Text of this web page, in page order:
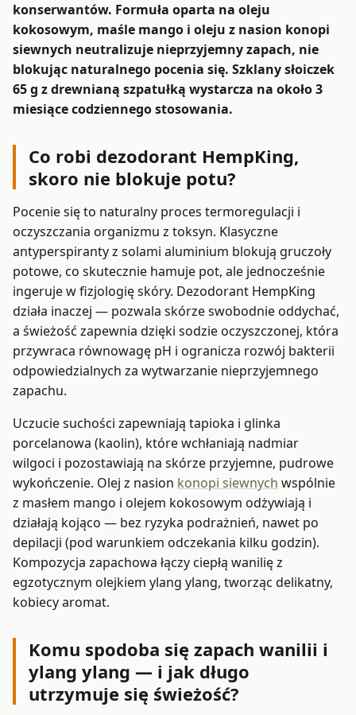
konserwantów. Formuła oparta na oleju
kokosowym, maśle mango i oleju z nasion konopi
siewnych neutralizuje nieprzyjemny zapach, nie
blokując naturalnego pocenia się. Szklany słoiczek
65 g z drewnianą szpatułką wystarcza na około 3
miesiące codziennego stosowania.
Co robi dezodorant HempKing,
skoro nie blokuje potu?
Pocenie się to naturalny proces termoregulacji i
oczyszczania organizmu z toksyn. Klasyczne
antyperspiranty z solami aluminium blokują gruczoły
potowe, co skutecznie hamuje pot, ale jednocześnie
ingeruje w fizjologię skóry. Dezodorant HempKing
działa inaczej — pozwala skórze swobodnie oddychać,
a świeżość zapewnia dzięki sodzie oczyszczonej, która
przywraca równowagę pH i ogranicza rozwój bakterii
odpowiedzialnych za wytwarzanie nieprzyjemnego
zapachu.
Uczucie suchości zapewniają tapioka i glinka
porcelanowa (kaolin), które wchłaniają nadmiar
wilgoci i pozostawiają na skórze przyjemne, pudrowe
wykończenie. Olej z nasion konopi siewnych wspólnie
z masłem mango i olejem kokosowym odżywiają i
działają kojąco — bez ryzyka podrażnień, nawet po
depilacji (pod warunkiem odczekania kilku godzin).
Kompozycja zapachowa łączy ciepłą wanilię z
egzotycznym olejkiem ylang ylang, tworząc delikatny,
kobiecy aromat.
Komu spodoba się zapach wanilii i
ylang ylang — i jak długo
utrzymuje się świeżość?